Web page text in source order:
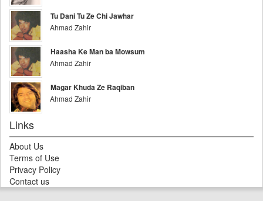
Tu Dani Tu Ze Chi Jawhar
Ahmad Zahir
Haasha Ke Man ba Mowsum
Ahmad Zahir
Magar Khuda Ze Raqiban
Ahmad Zahir
Links
About Us
Terms of Use
Privacy Policy
Contact us